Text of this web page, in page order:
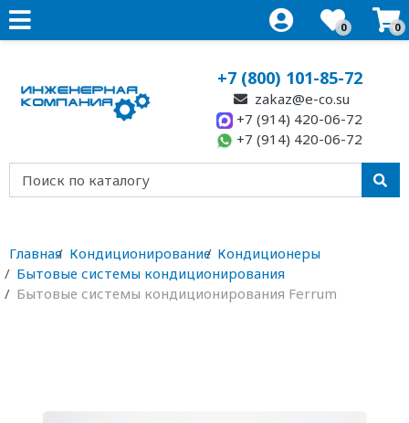
0 0
+7 (800) 101-85-72
zakaz@e-co.su
+7 (914) 420-06-72
+7 (914) 420-06-72
Главная Кондиционирование Кондиционеры
Бытовые системы кондиционирования
Бытовые системы кондиционирования Ferrum